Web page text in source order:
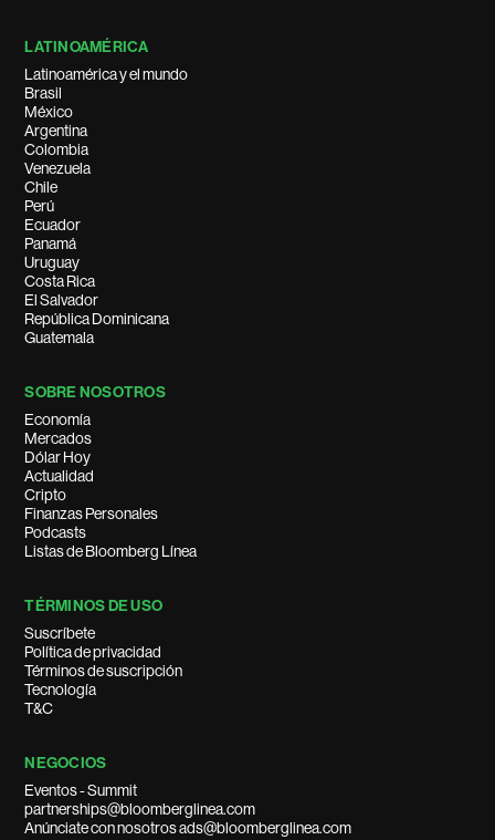
LATINOAMÉRICA
Latinoamérica y el mundo
Brasil
México
Argentina
Colombia
Venezuela
Chile
Perú
Ecuador
Panamá
Uruguay
Costa Rica
El Salvador
República Dominicana
Guatemala
SOBRE NOSOTROS
Economía
Mercados
Dólar Hoy
Actualidad
Cripto
Finanzas Personales
Podcasts
Listas de Bloomberg Línea
TÉRMINOS DE USO
Suscríbete
Política de privacidad
Términos de suscripción
Tecnología
T&C
NEGOCIOS
Eventos - Summit
partnerships@bloomberglinea.com
Anúnciate con nosotros ads@bloomberglinea.com